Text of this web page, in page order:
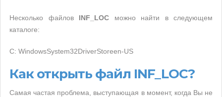
Несколько файлов INF_LOC можно найти в следующем
каталоге:
C: WindowsSystem32DriverStoreen-US
Как открыть файл INF_LOC?
Самая частая проблема, выступающая в момент, когда Вы не